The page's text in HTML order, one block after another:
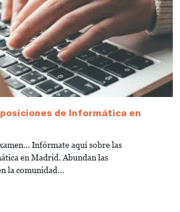
de Informática en
Infórmate aquí sobre las
en Madrid. Abundan las
la comunidad...